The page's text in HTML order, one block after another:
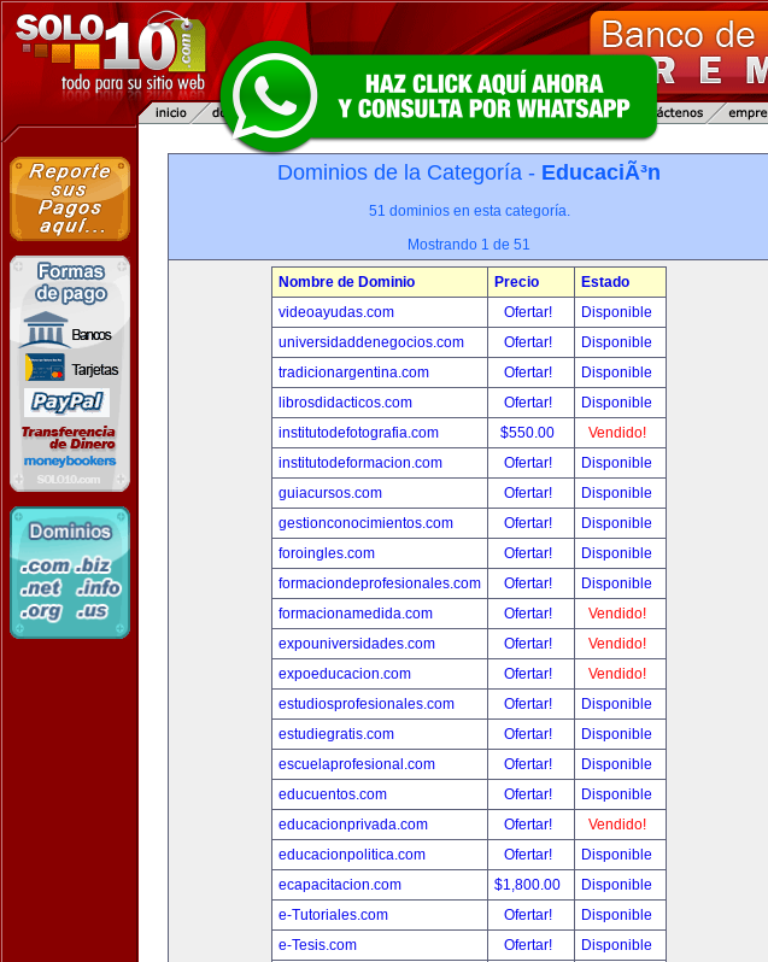
Dominios de la Categoría - EducaciÃ³n
51 dominios en esta categoría.
Mostrando 1 de 51
Nombre de Dominio Precio
Estado
videoayudas.com
Ofertar!
Disponible
universidaddenegocios.com
Ofertar!
Disponible
tradicionargentina.com
Ofertar!
Disponible
librosdidacticos.com
Ofertar!
Disponible
institutodefotografia.com
$550.00
Vendido!
institutodeformacion.com
Ofertar!
Disponible
guiacursos.com
Ofertar!
Disponible
gestionconocimientos.com
Ofertar!
Disponible
foroingles.com
Ofertar!
Disponible
formaciondeprofesionales.com
Ofertar!
Disponible
formacionamedida.com
Ofertar!
Vendido!
expouniversidades.com
Ofertar!
Vendido!
expoeducacion.com
Ofertar!
Vendido!
estudiosprofesionales.com
Ofertar!
Disponible
estudiegratis.com
Ofertar!
Disponible
escuelaprofesional.com
Ofertar!
Disponible
educuentos.com
Ofertar!
Disponible
educacionprivada.com
Ofertar!
Vendido!
educacionpolitica.com
Ofertar!
Disponible
ecapacitacion.com
$1,800.00
Disponible
e-Tutoriales.com
Ofertar!
Disponible
e-Tesis.com
Ofertar!
Disponible